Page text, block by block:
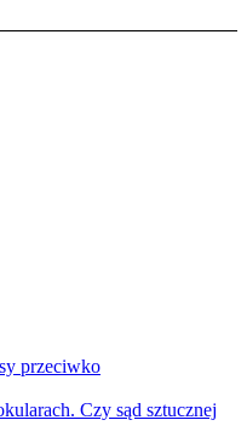
przeciwko
Czy sąd sztucznej